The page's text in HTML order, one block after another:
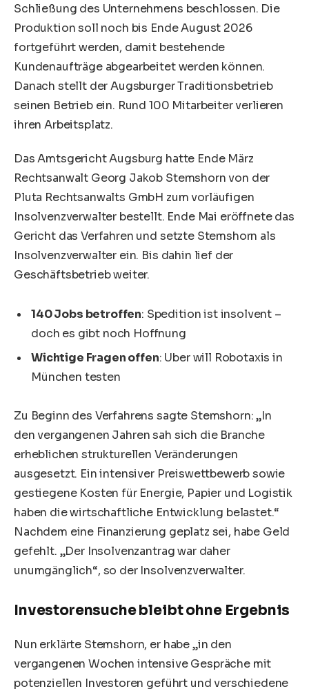
Schließung des Unternehmens beschlossen. Die
Produktion soll noch bis Ende August 2026
fortgeführt werden, damit bestehende
Kundenaufträge abgearbeitet werden können.
Danach stellt der Augsburger Traditionsbetrieb
seinen Betrieb ein. Rund 100 Mitarbeiter verlieren
ihren Arbeitsplatz.
Das Amtsgericht Augsburg hatte Ende März
Rechtsanwalt Georg Jakob Stemshorn von der
Pluta Rechtsanwalts GmbH zum vorläufigen
Insolvenzverwalter bestellt. Ende Mai eröffnete das
Gericht das Verfahren und setzte Stemshorn als
Insolvenzverwalter ein. Bis dahin lief der
Geschäftsbetrieb weiter.
140 Jobs betroffen: Spedition ist insolvent –
doch es gibt noch Hoffnung
Wichtige Fragen offen: Uber will Robotaxis in
München testen
Zu Beginn des Verfahrens sagte Stemshorn: „In
den vergangenen Jahren sah sich die Branche
erheblichen strukturellen Veränderungen
ausgesetzt. Ein intensiver Preiswettbewerb sowie
gestiegene Kosten für Energie, Papier und Logistik
haben die wirtschaftliche Entwicklung belastet.“
Nachdem eine Finanzierung geplatz sei, habe Geld
gefehlt. „Der Insolvenzantrag war daher
unumgänglich“, so der Insolvenzverwalter.
Investorensuche bleibt ohne Ergebnis
Nun erklärte Stemshorn, er habe „in den
vergangenen Wochen intensive Gespräche mit
potenziellen Investoren geführt und verschiedene